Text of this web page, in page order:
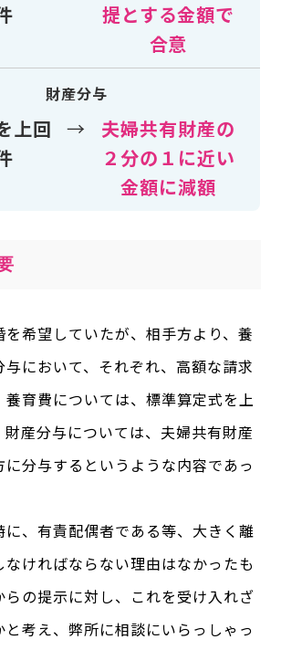
提とする金額で
合意
財産分与
上回
→
夫婦共有財産の
２分の１に近い
金額に減額
希望していたが、相手方より、養
与において、それぞれ、高額な請求
養育費については、標準算定式を上
財産分与については、夫婦共有財産
に分与するというような内容であっ
に、有責配偶者である等、大きく離
ければならない理由はなかったも
らの提示に対し、これを受け入れざ
と考え、弊所に相談にいらっしゃっ